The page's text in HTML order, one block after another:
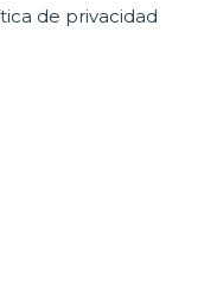
de privacidad